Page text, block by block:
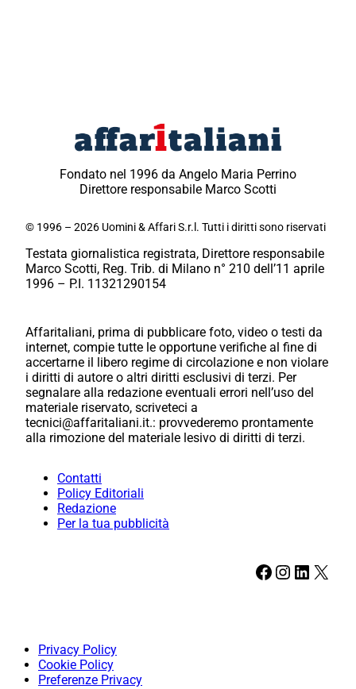
Fondato nel 1996 da Angelo Maria Perrino
Direttore responsabile Marco Scotti
© 1996 – 2026 Uomini & Affari S.r.l. Tutti i diritti sono riservati
Testata giornalistica registrata, Direttore responsabile
Marco Scotti, Reg. Trib. di Milano n° 210 dell’11 aprile
1996 – P.I. 11321290154
Affaritaliani, prima di pubblicare foto, video o testi da
internet, compie tutte le opportune verifiche al fine di
accertarne il libero regime di circolazione e non violare
i diritti di autore o altri diritti esclusivi di terzi. Per
segnalare alla redazione eventuali errori nell’uso del
materiale riservato, scriveteci a
tecnici@affaritaliani.it.: provvederemo prontamente
alla rimozione del materiale lesivo di diritti di terzi.
Contatti
Policy Editoriali
Redazione
Per la tua pubblicità
Facebook Instagram LinkedIn X
Privacy Policy
Cookie Policy
Preferenze Privacy